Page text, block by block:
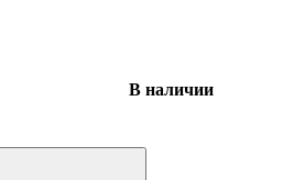
В наличии